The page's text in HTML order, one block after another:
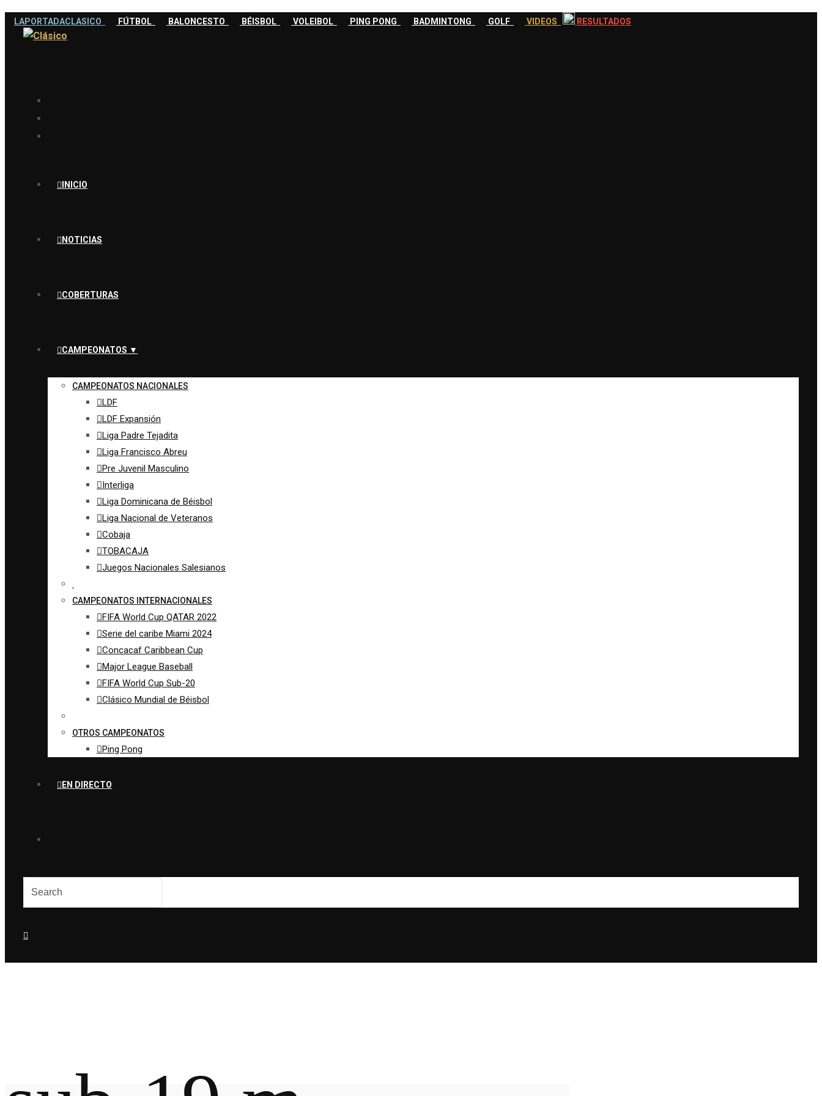
LAPORTADACLASICO FÚTBOL BALONCESTO BÉISBOL VOLEIBOL PING PONG BADMINTONG GOLF VIDEOS RESULTADOS
INICIO
NOTICIAS
COBERTURAS
CAMPEONATOS ▼
CAMPEONATOS NACIONALES
LDF
LDF Expansión
Liga Padre Tejadita
Liga Francisco Abreu
Pre Juvenil Masculino
Interliga
Liga Dominicana de Béisbol
Liga Nacional de Veteranos
Cobaja
TOBACAJA
Juegos Nacionales Salesianos
CAMPEONATOS INTERNACIONALES
FIFA World Cup QATAR 2022
Serie del caribe Miami 2024
Concacaf Caribbean Cup
Major League Baseball
FIFA World Cup Sub-20
Clásico Mundial de Béisbol
OTROS CAMPEONATOS
Ping Pong
EN DIRECTO